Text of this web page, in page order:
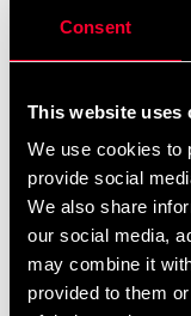
Consent
This website uses
We use cookies to
provide social
We also share
our social media,
may combine it
provided to them
ind på din
forespørgsel,
Den
1 uger.